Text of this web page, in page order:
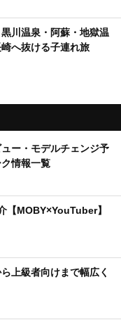
黒川温泉・阿蘇・地獄温
へ抜ける子連れ旅
ュー・モデルチェンジ予
情報一覧
【MOBY×YouTuber】
上級者向けまで幅広く